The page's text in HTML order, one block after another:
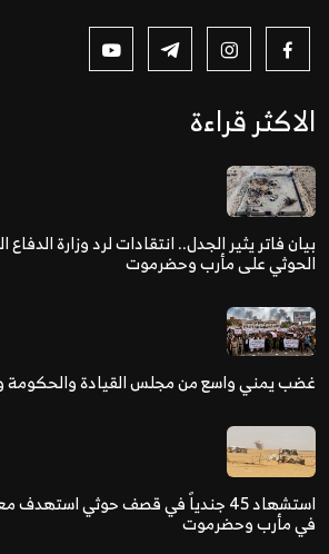
الاكثر قراءة
بيان فاتر يثير الجدل.. انتقادات لرد وزارة
الحوثي على مأرب وحضرموت
غضب يمني واسع من مجلس القيادة والحكومة
استشهاد 45 جندياً في قصف حوثي
في مأرب وحضرموت